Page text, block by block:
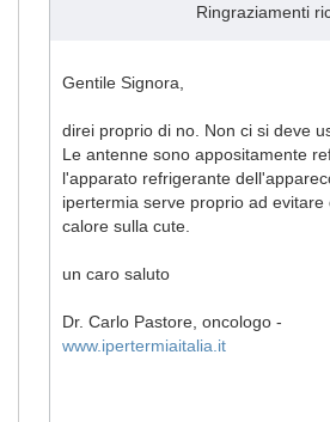
Ringraziamenti
Gentile Signora,
direi proprio di no. Non ci si deve
Le antenne sono appositamente
l'apparato refrigerante
ipertermia serve proprio ad evitare
calore sulla cute.
un caro saluto
Dr. Carlo Pastore, oncologo -
www.ipertermiaitalia.it